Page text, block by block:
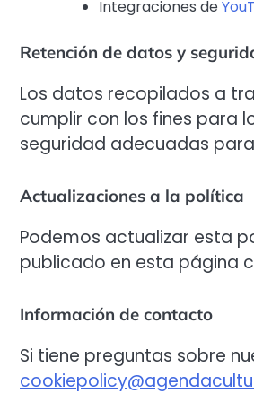
Integraciones de
Retención de datos y
Los datos recopilados a
cumplir con los fines para
seguridad adecuadas
Actualizaciones a la política
Podemos actualizar esta
publicado en esta página
Información de contacto
Si tiene preguntas sobre